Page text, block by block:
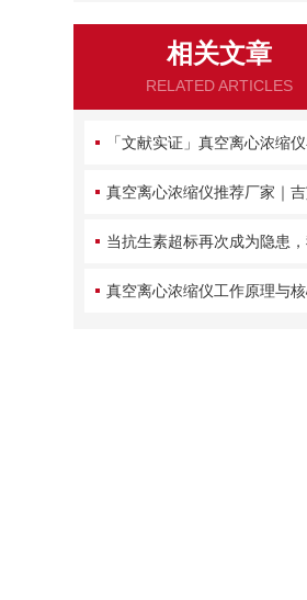
相关文章
RELATED ARTICLES